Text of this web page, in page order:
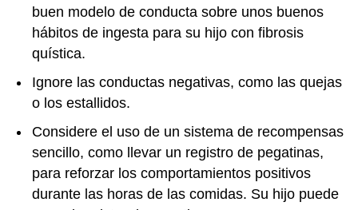
buen modelo de conducta sobre unos buenos
hábitos de ingesta para su hijo con fibrosis
quística.
Ignore las conductas negativas, como las quejas
o los estallidos.
Considere el uso de un sistema de recompensas
sencillo, como llevar un registro de pegatinas,
para reforzar los comportamientos positivos
durante las horas de las comidas. Su hijo puede